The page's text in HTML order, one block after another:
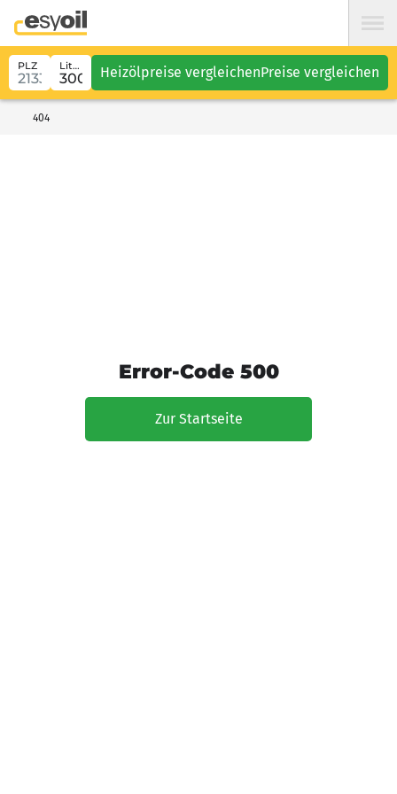
PLZ Liter Heizölpreise vergleichenPreise vergleichen
404
Error-Code 500
Zur Startseite